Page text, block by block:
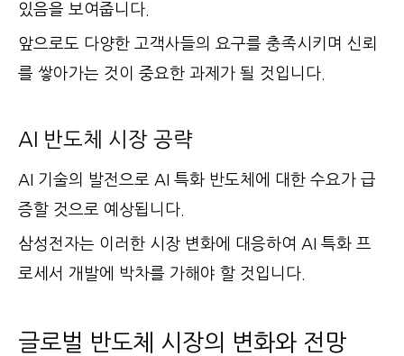
있음을 보여줍니다.
앞으로도 다양한 고객사들의 요구를 충족시키며 신뢰
를 쌓아가는 것이 중요한 과제가 될 것입니다.
AI 반도체 시장 공략
AI 기술의 발전으로 AI 특화 반도체에 대한 수요가 급
증할 것으로 예상됩니다.
삼성전자는 이러한 시장 변화에 대응하여 AI 특화 프
로세서 개발에 박차를 가해야 할 것입니다.
글로벌 반도체 시장의 변화와 전망